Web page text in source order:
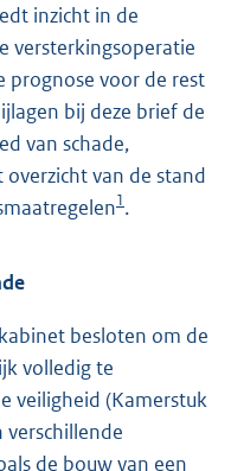
inzicht in de
versterkingsoperatie
prognose voor de rest
bij deze brief de
van schade,
van de stand
1.
besloten om de
volledig te
veiligheid (Kamerstuk
verschillende
de bouw van een